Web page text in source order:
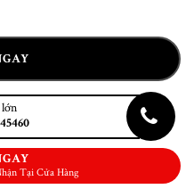
Tại Cửa Hàng